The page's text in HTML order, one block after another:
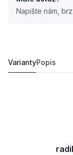
Napište nám,
VariantyPopis